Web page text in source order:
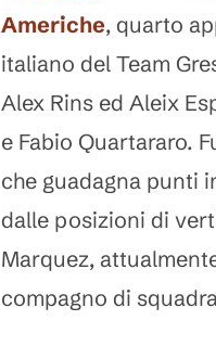
Americhe, quarto
italiano del Team
Alex Rins ed Aleix
e Fabio Quartararo.
che guadagna punti
dalle posizioni di
Marquez,
compagno di